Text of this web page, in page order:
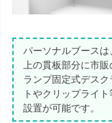
パーソナルブースは
上の貫板部分に市販
ランプ固定式デスク
トやクリップライト
設置が可能です。